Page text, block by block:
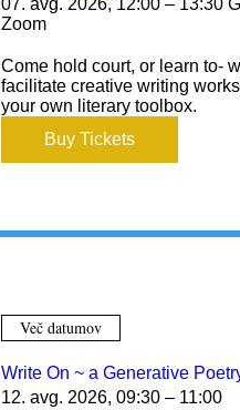
Zoom
Come hold court, or learn to-
facilitate creative writing
your own literary toolbox.
Buy Tickets
Več datumov
Write On ~ a Generative
12. avg. 2026, 09:30 – 11:00